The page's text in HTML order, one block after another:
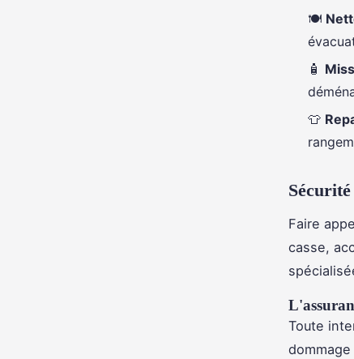
🍽️
🧴
👕
Faire
casse,
Toute